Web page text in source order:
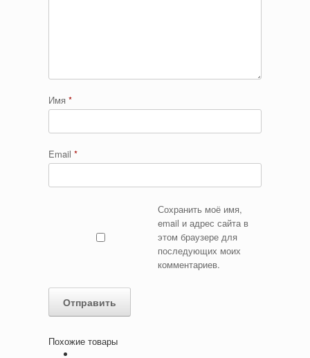
Имя *
Email *
Сохранить моё имя,
email и адрес сайта в
этом браузере для
последующих моих
комментариев.
Похожие товары